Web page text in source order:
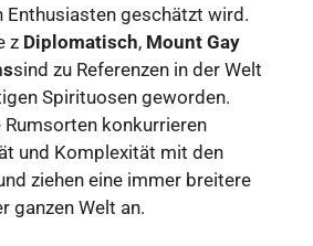
Enthusiasten geschätzt wird.
z Diplomatisch, Mount Gay
sind zu Referenzen in der Welt
Spirituosen geworden.
konkurrieren
und Komplexität mit den
ziehen eine immer breitere
ganzen Welt an.